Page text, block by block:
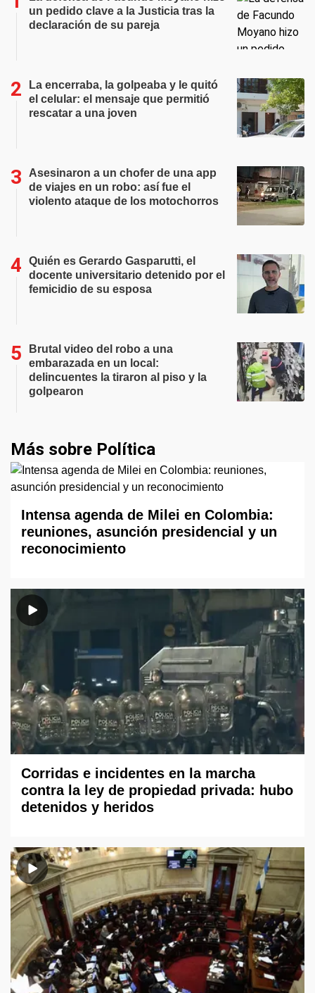
un pedido clave a la Justicia tras la
declaración de su pareja
La encerraba, la golpeaba y le quitó
el celular: el mensaje que permitió
rescatar a una joven
Asesinaron a un chofer de una app
de viajes en un robo: así fue el
violento ataque de los motochorros
Quién es Gerardo Gasparutti, el
docente universitario detenido por el
femicidio de su esposa
Brutal video del robo a una
embarazada en un local:
delincuentes la tiraron al piso y la
golpearon
Más sobre Política
Intensa agenda de Milei en Colombia:
reuniones, asunción presidencial y un
reconocimiento
Corridas e incidentes en la marcha
contra la ley de propiedad privada: hubo
detenidos y heridos